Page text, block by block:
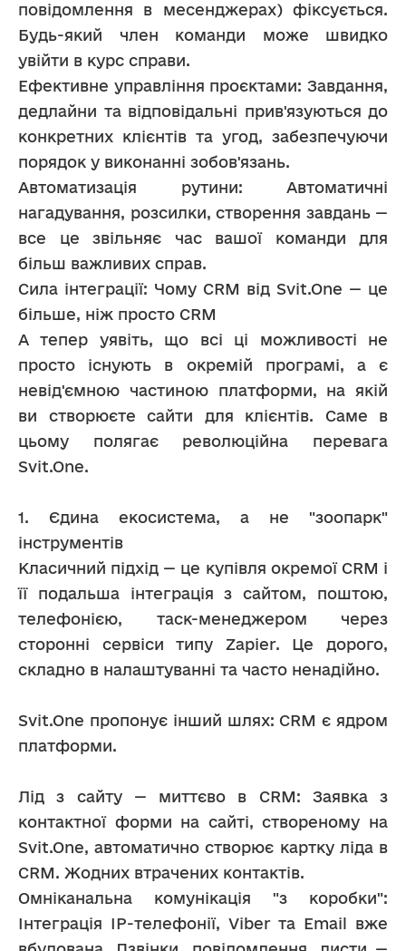
повідомлення в месенджерах) фіксується.
Будь-який член команди може швидко
увійти в курс справи.
Ефективне управління проєктами: Завдання,
дедлайни та відповідальні прив'язуються до
конкретних клієнтів та угод, забезпечуючи
порядок у виконанні зобов'язань.
Автоматизація рутини: Автоматичні
нагадування, розсилки, створення завдань —
все це звільняє час вашої команди для
більш важливих справ.
Сила інтеграції: Чому CRM від Svit.One — це
більше, ніж просто CRM
А тепер уявіть, що всі ці можливості не
просто існують в окремій програмі, а є
невід'ємною частиною платформи, на якій
ви створюєте сайти для клієнтів. Саме в
цьому полягає революційна перевага
Svit.One.
1. Єдина екосистема, а не "зоопарк"
інструментів
Класичний підхід — це купівля окремої CRM і
її подальша інтеграція з сайтом, поштою,
телефонією, таск-менеджером через
сторонні сервіси типу Zapier. Це дорого,
складно в налаштуванні та часто ненадійно.
Svit.One пропонує інший шлях: CRM є ядром
платформи.
Лід з сайту — миттєво в CRM: Заявка з
контактної форми на сайті, створеному на
Svit.One, автоматично створює картку ліда в
CRM. Жодних втрачених контактів.
Омніканальна комунікація "з коробки":
Інтеграція IP-телефонії, Viber та Email вже